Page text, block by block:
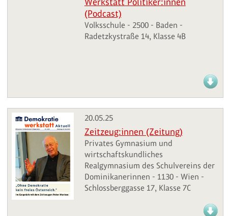
Werkstatt Politiker:innen
(Podcast)
Volksschule - 2500 - Baden -
Radetzkystraße 14, Klasse 4B
20.05.25
Zeitzeug:innen (Zeitung)
Privates Gymnasium und
wirtschaftskundliches
Realgymnasium des Schulvereins der
Dominikanerinnen - 1130 - Wien -
Schlossberggasse 17, Klasse 7C